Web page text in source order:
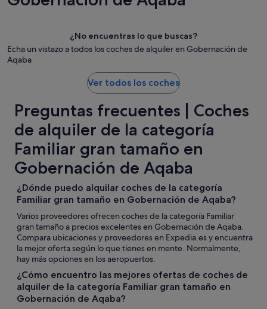
¿No encuentras lo que buscas?
Echa un vistazo a todos los coches de alquiler en Gobernación de
Aqaba
Ver todos los coches
Preguntas frecuentes | Coches
de alquiler de la categoría
Familiar gran tamaño en
Gobernación de Aqaba
¿Dónde puedo alquilar coches de la categoría
Familiar gran tamaño en Gobernación de Aqaba?
Varios proveedores ofrecen coches de la categoría Familiar
gran tamaño a precios excelentes en Gobernación de Aqaba.
Compara ubicaciones y proveedores en Expedia.es y encuentra
la mejor oferta según lo que tienes en mente. Normalmente,
hay más opciones en los aeropuertos.
¿Cómo encuentro las mejores ofertas de coches de
alquiler de la categoría Familiar gran tamaño en
Gobernación de Aqaba?